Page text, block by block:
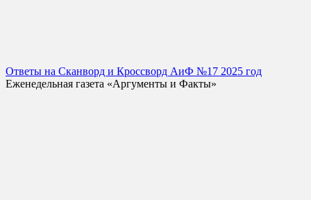
Ответы на Сканворд и Кроссворд АиФ №17 2025 год
Еженедельная газета «Аргументы и Факты»